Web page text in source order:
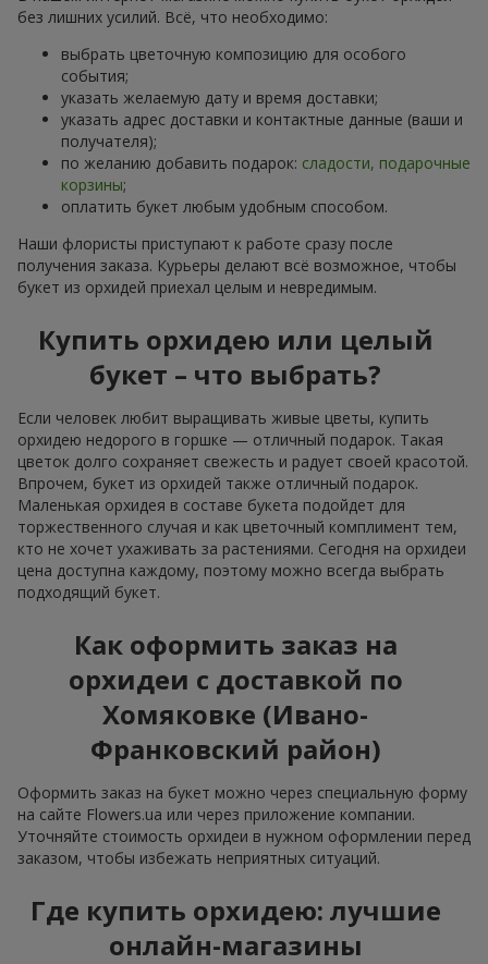
без лишних усилий. Всё, что необходимо:
выбрать цветочную композицию для особого
события;
указать желаемую дату и время доставки;
указать адрес доставки и контактные данные (ваши и
получателя);
по желанию добавить подарок: сладости, подарочные
корзины;
оплатить букет любым удобным способом.
Наши флористы приступают к работе сразу после
получения заказа. Курьеры делают всё возможное, чтобы
букет из орхидей приехал целым и невредимым.
Купить орхидею или целый
букет – что выбрать?
Если человек любит выращивать живые цветы, купить
орхидею недорого в горшке — отличный подарок. Такая
цветок долго сохраняет свежесть и радует своей красотой.
Впрочем, букет из орхидей также отличный подарок.
Маленькая орхидея в составе букета подойдет для
торжественного случая и как цветочный комплимент тем,
кто не хочет ухаживать за растениями. Сегодня на орхидеи
цена доступна каждому, поэтому можно всегда выбрать
подходящий букет.
Как оформить заказ на
орхидеи с доставкой по
Хомяковке (Ивано-
Франковский район)
Оформить заказ на букет можно через специальную форму
на сайте Flowers.ua или через приложение компании.
Уточняйте стоимость орхидеи в нужном оформлении перед
заказом, чтобы избежать неприятных ситуаций.
Где купить орхидею: лучшие
онлайн-магазины